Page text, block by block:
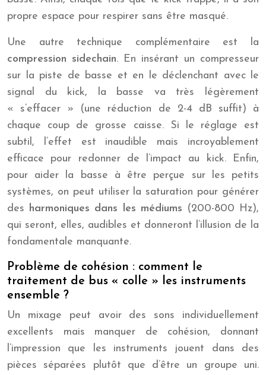
propre espace pour respirer sans être masqué.
Une autre technique complémentaire est la
compression sidechain. En insérant un compresseur
sur la piste de basse et en le déclenchant avec le
signal du kick, la basse va très légèrement
« s’effacer » (une réduction de 2-4 dB suffit) à
chaque coup de grosse caisse. Si le réglage est
subtil, l’effet est inaudible mais incroyablement
efficace pour redonner de l’impact au kick. Enfin,
pour aider la basse à être perçue sur les petits
systèmes, on peut utiliser la saturation pour générer
des
harmoniques dans les médiums (200-800 Hz),
qui seront, elles, audibles et donneront l’illusion de la
fondamentale manquante.
Problème de cohésion : comment le
traitement de bus « colle » les instruments
ensemble ?
Un mixage peut avoir des sons individuellement
excellents mais manquer de cohésion, donnant
l’impression que les instruments jouent dans des
pièces séparées plutôt que d’être un groupe uni.